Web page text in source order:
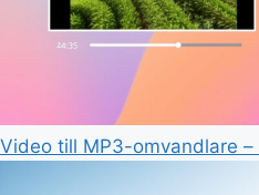
Video till MP3-omvandlare